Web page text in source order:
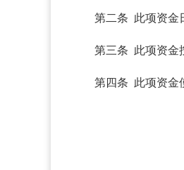
第二条 此项资金
第三条 此项资金
第四条 此项资金